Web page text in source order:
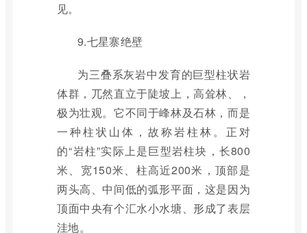
见。
9.七星寨绝壁
为三叠系灰岩中发育的巨型柱状岩
体群，兀然直立于陡坡上，高耸林、，
极为壮观。它不同于峰林及石林，而是
一种柱状山体，故称岩柱林。正对
的“岩柱”实际上是巨型岩柱块，长800
米、宽150米、柱高近200米，顶部是
两头高、中间低的弧形平面，这是因为
顶面中央有个汇水小水塘、形成了表层
洼地。